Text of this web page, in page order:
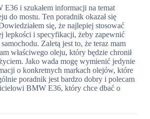
i szukałem informacji na temat
do mostu. Ten poradnik okazał się
się, że najlepiej stosować
lepkości i specyfikacji, żeby zapewnić
Zaletą jest to, że teraz mam
właściwego oleju, który będzie chronił
Jako wada mogę wymienić jedynie
o konkretnych markach olejów, które
poradnik jest bardzo dobry i polecam
BMW E36, który chce dbać o